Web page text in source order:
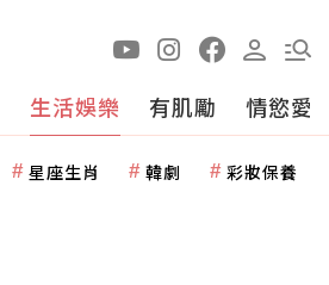
生活娛樂 有肌勵 情慾愛
星座生肖 韓劇 彩妝保養